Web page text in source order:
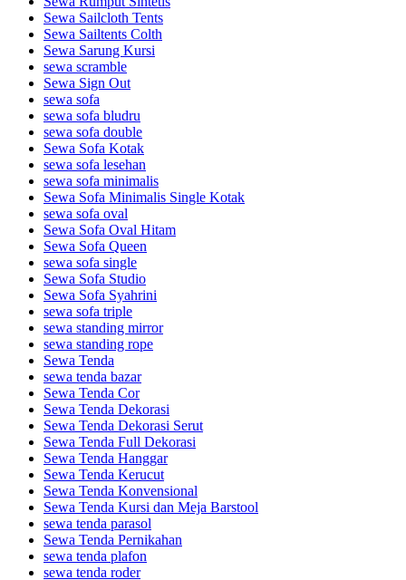
Sewa Sailcloth Tents
Sewa Sailtents Colth
Sewa Sarung Kursi
sewa scramble
Sewa Sign Out
sewa sofa
sewa sofa bludru
sewa sofa double
Sewa Sofa Kotak
sewa sofa lesehan
sewa sofa minimalis
Sewa Sofa Minimalis Single Kotak
sewa sofa oval
Sewa Sofa Oval Hitam
Sewa Sofa Queen
sewa sofa single
Sewa Sofa Studio
Sewa Sofa Syahrini
sewa sofa triple
sewa standing mirror
sewa standing rope
Sewa Tenda
sewa tenda bazar
Sewa Tenda Cor
Sewa Tenda Dekorasi
Sewa Tenda Dekorasi Serut
Sewa Tenda Full Dekorasi
Sewa Tenda Hanggar
Sewa Tenda Kerucut
Sewa Tenda Konvensional
Sewa Tenda Kursi dan Meja Barstool
sewa tenda parasol
Sewa Tenda Pernikahan
sewa tenda plafon
sewa tenda roder